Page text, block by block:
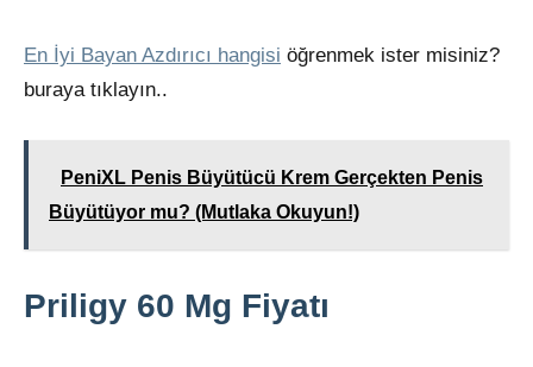
En İyi Bayan Azdırıcı hangisi öğrenmek ister misiniz?
buraya tıklayın..
PeniXL Penis Büyütücü Krem Gerçekten Penis
Büyütüyor mu? (Mutlaka Okuyun!)
Priligy 60 Mg Fiyatı